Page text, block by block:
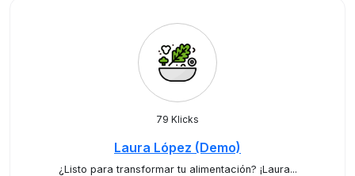
79 Klicks
Laura López (Demo)
¿Listo para transformar tu alimentación? ¡Laura...